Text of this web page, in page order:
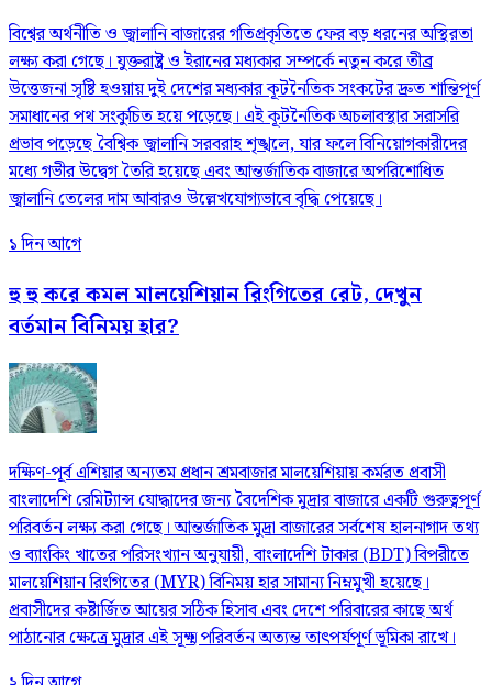
বিশ্বের অর্থনীতি ও জ্বালানি বাজারের গতিপ্রকৃতিতে ফের বড় ধরনের অস্থিরতা
লক্ষ্য করা গেছে। যুক্তরাষ্ট্র ও ইরানের মধ্যকার সম্পর্কে নতুন করে তীব্র
উত্তেজনা সৃষ্টি হওয়ায় দুই দেশের মধ্যকার কূটনৈতিক সংকটের দ্রুত শান্তিপূর্ণ
সমাধানের পথ সংকুচিত হয়ে পড়েছে। এই কূটনৈতিক অচলাবস্থার সরাসরি
প্রভাব পড়েছে বৈশ্বিক জ্বালানি সরবরাহ শৃঙ্খলে, যার ফলে বিনিয়োগকারীদের
মধ্যে গভীর উদ্বেগ তৈরি হয়েছে এবং আন্তর্জাতিক বাজারে অপরিশোধিত
জ্বালানি তেলের দাম আবারও উল্লেখযোগ্যভাবে বৃদ্ধি পেয়েছে।
১ দিন আগে
হু হু করে কমল মালয়েশিয়ান রিংগিতের রেট, দেখুন
বর্তমান বিনিময় হার?
দক্ষিণ-পূর্ব এশিয়ার অন্যতম প্রধান শ্রমবাজার মালয়েশিয়ায় কর্মরত প্রবাসী
বাংলাদেশি রেমিট্যান্স যোদ্ধাদের জন্য বৈদেশিক মুদ্রার বাজারে একটি গুরুত্বপূর্ণ
পরিবর্তন লক্ষ্য করা গেছে। আন্তর্জাতিক মুদ্রা বাজারের সর্বশেষ হালনাগাদ তথ্য
ও ব্যাংকিং খাতের পরিসংখ্যান অনুযায়ী, বাংলাদেশি টাকার (BDT) বিপরীতে
মালয়েশিয়ান রিংগিতের (MYR) বিনিময় হার সামান্য নিম্নমুখী হয়েছে।
প্রবাসীদের কষ্টার্জিত আয়ের সঠিক হিসাব এবং দেশে পরিবারের কাছে অর্থ
পাঠানোর ক্ষেত্রে মুদ্রার এই সূক্ষ্ম পরিবর্তন অত্যন্ত তাৎপর্যপূর্ণ ভূমিকা রাখে।